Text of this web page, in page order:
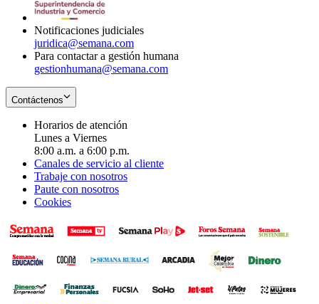
Notificaciones judiciales
juridica@semana.com
Para contactar a gestión humana
gestionhumana@semana.com
Contáctenos
Horarios de atención
Lunes a Viernes
8:00 a.m. a 6:00 p.m.
Canales de servicio al cliente
Trabaje con nosotros
Paute con nosotros
Cookies